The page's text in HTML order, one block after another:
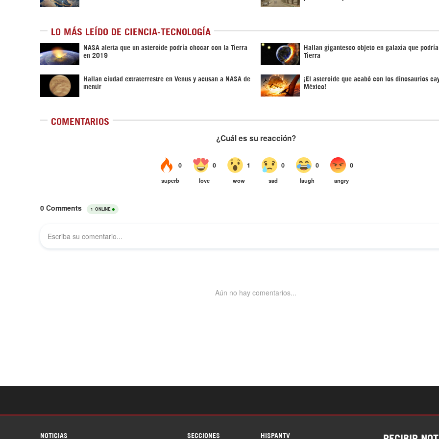
LO MÁS LEÍDO DE CIENCIA-TECNOLOGÍA
NASA alerta que un asteroide podría chocar con la Tierra
en 2019
Hallan gigantesco objeto en galaxia que
Tierra
Hallan ciudad extraterrestre en Venus y acusan a NASA de
mentir
¡El asteroide que acabó con los dinosaurios
México!
COMENTARIOS
NOTICIAS SECCIONES HISPANTV RECIBIR